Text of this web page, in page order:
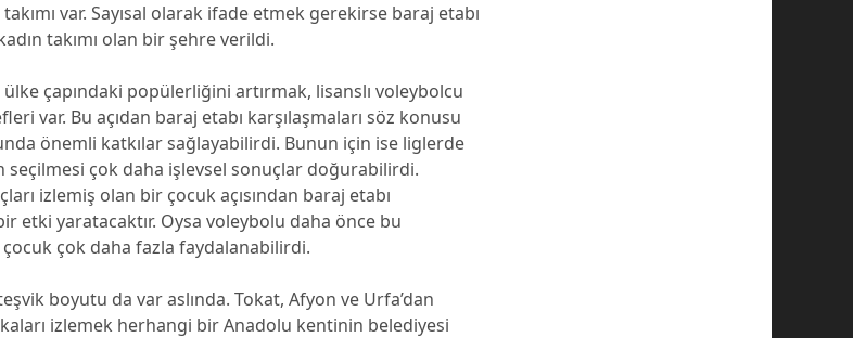
var. Sayısal olarak ifade etmek gerekirse baraj etabı
takımı olan bir şehre verildi.
çapındaki popülerliğini artırmak, lisanslı voleybolcu
var. Bu açıdan baraj etabı karşılaşmaları söz konusu
önemli katkılar sağlayabilirdi. Bunun için ise liglerde
seçilmesi çok daha işlevsel sonuçlar doğurabilirdi.
izlemiş olan bir çocuk açısından baraj etabı
etki yaratacaktır. Oysa voleybolu daha önce bu
çok daha fazla faydalanabilirdi.
boyutu da var aslında. Tokat, Afyon ve Urfa’dan
izlemek herhangi bir Anadolu kentinin belediyesi